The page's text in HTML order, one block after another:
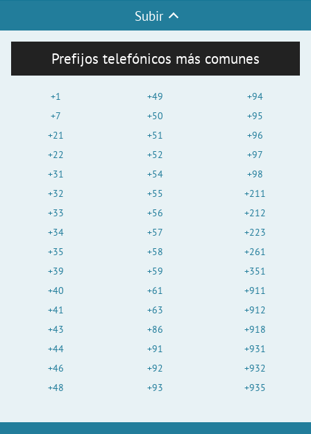
Subir
Prefijos telefónicos más comunes
+1
+7
+21
+22
+31
+32
+33
+34
+35
+39
+40
+41
+43
+44
+46
+48
+49
+50
+51
+52
+54
+55
+56
+57
+58
+59
+61
+63
+86
+91
+92
+93
+94
+95
+96
+97
+98
+211
+212
+223
+261
+351
+911
+912
+918
+931
+932
+935